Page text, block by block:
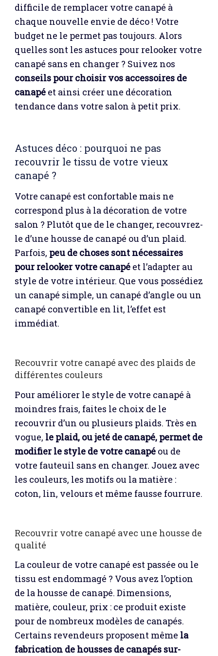
difficile de remplacer votre canapé à
chaque nouvelle envie de déco ! Votre
budget ne le permet pas toujours. Alors
quelles sont les astuces pour relooker votre
canapé sans en changer ? Suivez nos
conseils pour choisir vos accessoires de
canapé et ainsi créer une décoration
tendance dans votre salon à petit prix.
Astuces déco : pourquoi ne pas
recouvrir le tissu de votre vieux
canapé ?
Votre canapé est confortable mais ne
correspond plus à la décoration de votre
salon ? Plutôt que de le changer, recouvrez-
le d’une housse de canapé ou d’un plaid.
Parfois, peu de choses sont nécessaires
pour relooker votre canapé et l’adapter au
style de votre intérieur. Que vous possédiez
un canapé simple, un canapé d’angle ou un
canapé convertible en lit, l’effet est
immédiat.
Recouvrir votre canapé avec des plaids de
différentes couleurs
Pour améliorer le style de votre canapé à
moindres frais, faites le choix de le
recouvrir d’un ou plusieurs plaids. Très en
vogue, le plaid, ou jeté de canapé, permet de
modifier le style de votre canapé ou de
votre fauteuil sans en changer. Jouez avec
les couleurs, les motifs ou la matière :
coton, lin, velours et même fausse fourrure.
Recouvrir votre canapé avec une housse de
qualité
La couleur de votre canapé est passée ou le
tissu est endommagé ? Vous avez l’option
de la housse de canapé. Dimensions,
matière, couleur, prix : ce produit existe
pour de nombreux modèles de canapés.
Certains revendeurs proposent même la
fabrication de housses de canapés sur-